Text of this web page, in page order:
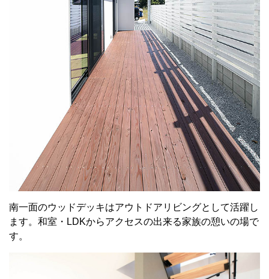
南一面のウッドデッキはアウトドアリビングとして活躍し
ます。和室・LDKからアクセスの出来る家族の憩いの場で
す。